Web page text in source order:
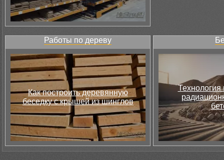
Работы по дереву
Как построить деревянную
беседку с крышей из шинглов
Технология